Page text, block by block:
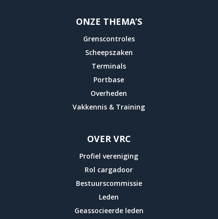
ONZE THEMA’S
Grenscontroles
Scheepszaken
Terminals
Portbase
Overheden
Vakkennis & Training
OVER VRC
Profiel vereniging
Rol cargadoor
Bestuurscommissie
Leden
Geassocieerde leden